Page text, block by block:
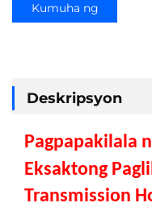
Kumuha ng
Deskripsyon
Pagpapakilala
Eksaktong
Transmission